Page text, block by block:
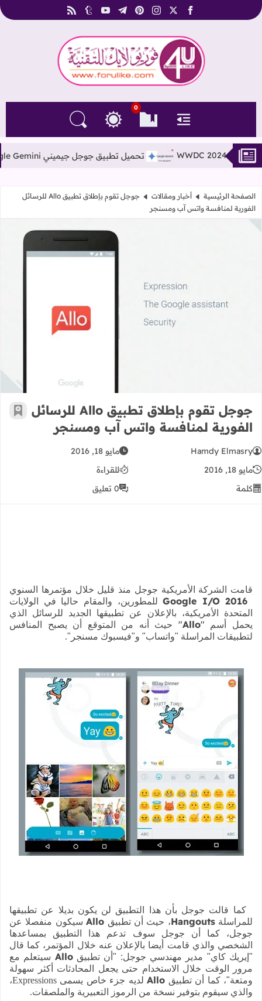
facebook
x
instagram
pinterest
telegram
youtube
tumblr
rss
فوريو لايك للتقنية
القائمة
0
العلامات المرجعيةالتغيير بين الوضع النهاري والداكن
البحث في المدونة
تحميل تطبيق جوجل جيميني Google Gemini | جوجل بارد Google Bard سابقاً
الصفحة الرئيسية أخبار ومقالات
جوجل تقوم بإطلاق تطبيق Allo للرسائل
الفورية لمنافسة واتس آب ومسنجر
جوجل تقوم بإطلاق تطبيق Allo للرسائل الفورية لمنافسة واتس آب ومسنجر
جوجل تقوم بإطلاق تطبيق Allo للرسائل
الفورية لمنافسة واتس آب ومسنجر
أضف
Hamdy Elmasry
مايو 18, 2016
مايو 18, 2016
للقراءة
كلمة
0 تعليق
قامت الشركة الأمريكية جوجل منذ قليل خلال مؤتمرها السنوي
Google I/O 2016للمطورين، والمقام حاليا في الولايات
المتحدة الأمريكية، بالإعلان عن تطبيقها الجديد للرسائل الذي
يحمل أسم
"Allo"
حيث أنه من المتوقع أن يصبح المنافس
لتطبيقات المراسلة "واتساب" و"فيسبوك مسنجر".
كما قالت جوجل بأن هذا التطبيق لن يكون بديلا عن تطبيقها
للمراسلةHangouts، حيث أن تطبيق Allo سيكون منفصلا عن
جوجل، كما أن جوجل سوف تدعم هذا التطبيق بمساعدها
الشخصي والذي قامت أيضا بالإعلان عنه خلال المؤتمر، كما قال
"إيريك كاي" مدير مهندسي جوجل: "أن تطبيقAllo سيتعلم مع
مرور الوقت خلال الاستخدام حتى يجعل المحادثات أكثر سهولة
ومتعة"، كما أن تطبيق Allo لديه جزء خاص يسمى Expressions،
والذي سيقوم بتوفير نسخة من الرموز التعبيرية والملصقات.